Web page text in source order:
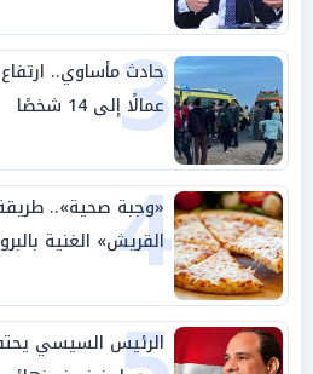
3
حادث مأساوي..
عمالًا إلى 14 شخصًا
4
«وجبة صحية»..
القريش» الغنية
الرئيس السيسي